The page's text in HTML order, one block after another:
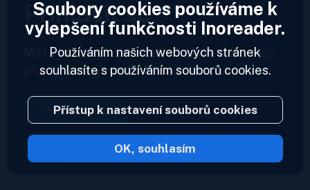
Přihlásit se
Máte již účet?Zadejte svůj profil a získejte
přístup ke svým informačním kanálům.
Přihlásit se
2023 © Inoreader
Soubory cookies používáme k
vylepšení funkčnosti Inoreader.
Používáním našich webových stránek
souhlasíte s používáním souborů cookies.
Přístup k nastavení souborů cookies
OK, souhlasím